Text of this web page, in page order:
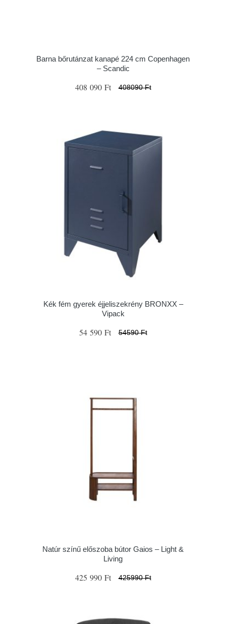
Barna bőrutánzat kanapé 224 cm Copenhagen
– Scandic
408 090 Ft 408090 Ft
Kék fém gyerek éjjeliszekrény BRONXX –
Vipack
54 590 Ft 54590 Ft
Natúr színű előszoba bútor Gaios – Light &
Living
425 990 Ft 425990 Ft